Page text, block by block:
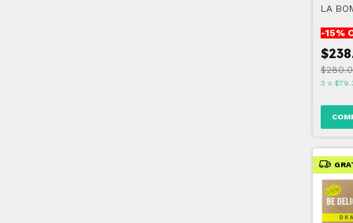
LA
-15%
3 x